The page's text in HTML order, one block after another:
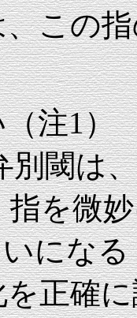
この
注1）
閾は、
を微
にな
正確